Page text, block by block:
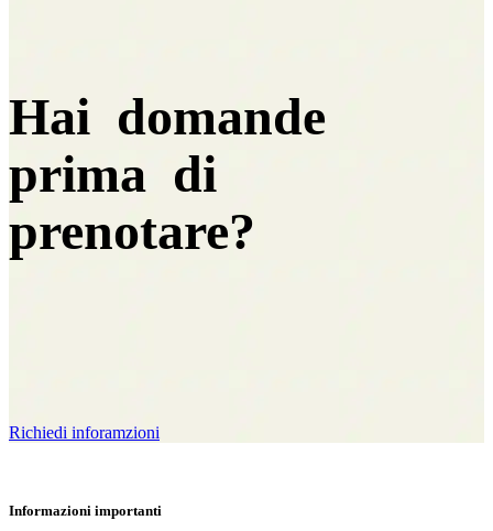
Hai domande
prima di
prenotare?
Richiedi inforamzioni
Informazioni importanti